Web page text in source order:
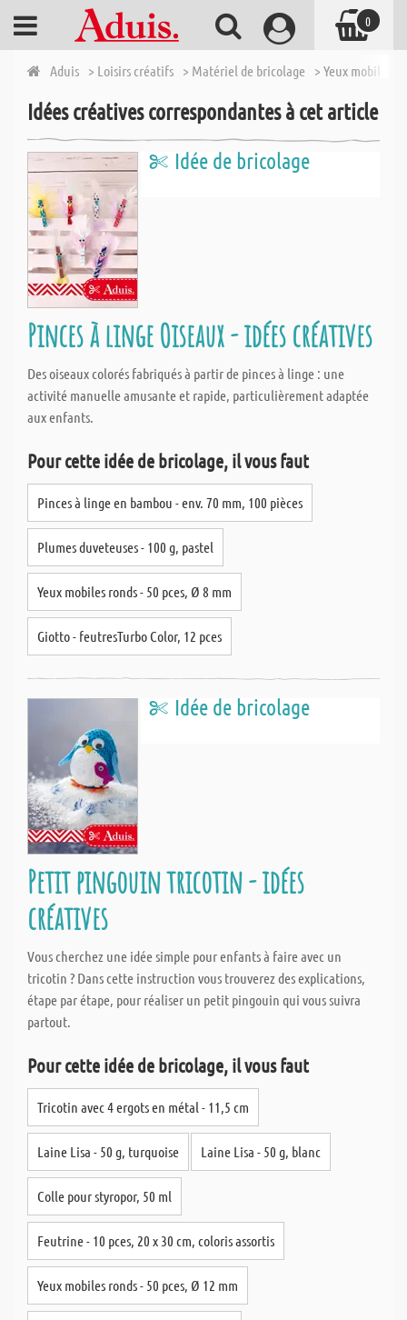
Aduis > Loisirs créatifs > Matériel de bricolage > Yeux mobiles
Idées créatives correspondantes à cet article
Idée de bricolage
Pinces à linge Oiseaux - idées créatives
Des oiseaux colorés fabriqués à partir de pinces à linge : une
activité manuelle amusante et rapide, particulièrement adaptée
aux enfants.
Pour cette idée de bricolage, il vous faut
Pinces à linge en bambou - env. 70 mm, 100 pièces
Plumes duveteuses - 100 g, pastel
Yeux mobiles ronds - 50 pces, Ø 8 mm
Giotto - feutresTurbo Color, 12 pces
Idée de bricolage
Petit pingouin tricotin - idées
créatives
Vous cherchez une idée simple pour enfants à faire avec un
tricotin ? Dans cette instruction vous trouverez des explications,
étape par étape, pour réaliser un petit pingouin qui vous suivra
partout.
Pour cette idée de bricolage, il vous faut
Tricotin avec 4 ergots en métal - 11,5 cm
Laine Lisa - 50 g, turquoise Laine Lisa - 50 g, blanc
Colle pour styropor, 50 ml
Feutrine - 10 pces, 20 x 30 cm, coloris assortis
Yeux mobiles ronds - 50 pces, Ø 12 mm
0